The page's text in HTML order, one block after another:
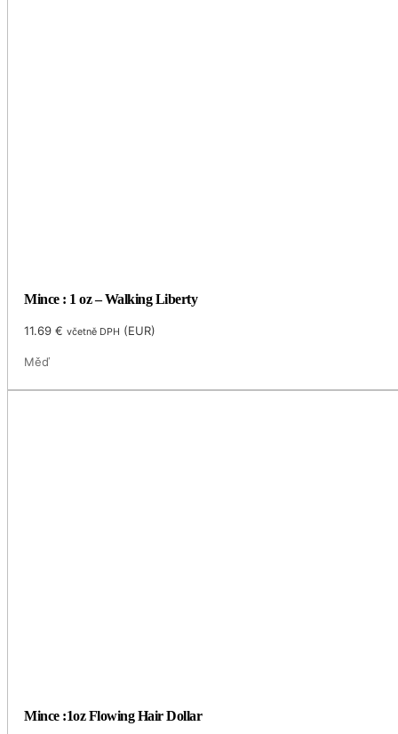
Mince : 1 oz – Walking Liberty
11.69€ včetně DPH (EUR)
Měď
Mince :1oz Flowing Hair Dollar